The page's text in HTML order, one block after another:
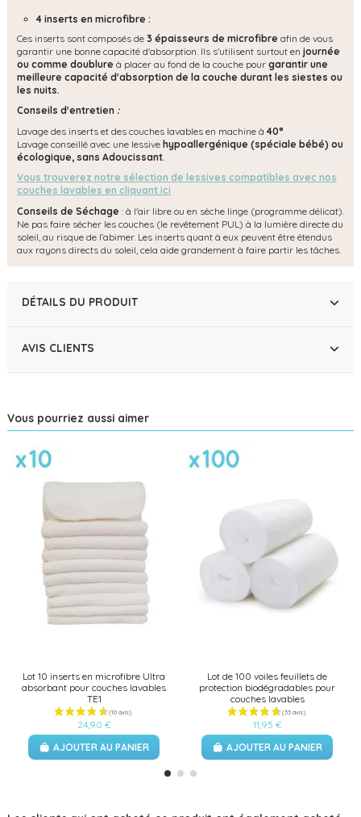
4 inserts en microfibre :
Ces inserts sont composés de 3 épaisseurs de microfibre afin de vous
garantir une bonne capacité d'absorption. Ils s'utilisent surtout en journée
ou comme doublure à placer au fond de la couche pour garantir une
meilleure capacité d'absorption de la couche durant les siestes ou
les nuits.
Conseils d'entretien :
Lavage des inserts et des couches lavables en machine à 40°
Lavage conseillé avec une lessive hypoallergénique (spéciale bébé) ou
écologique, sans Adoucissant
Vous trouverez notre sélection de lessives compatibles avec nos
couches lavables en cliquant ici
Conseils de Séchage : à l'air libre ou en sèche linge (programme délicat).
Ne pas faire sécher les couches (le revêtement PUL) à la lumière directe du
soleil, au risque de l'abimer. Les inserts quant à eux peuvent être étendus
aux rayons directs du soleil, cela aide grandement à faire partir les tâches.
DÉTAILS DU PRODUIT
AVIS CLIENTS
Vous pourriez aussi aimer
Lot 10 inserts en microfibre Ultra
absorbant pour couches lavables
TE1
24,90 €
AJOUTER AU PANIER
Lot de 100 voiles feuillets de
protection biodégradables pour
couches lavables
11,95 €
AJOUTER AU PANIER